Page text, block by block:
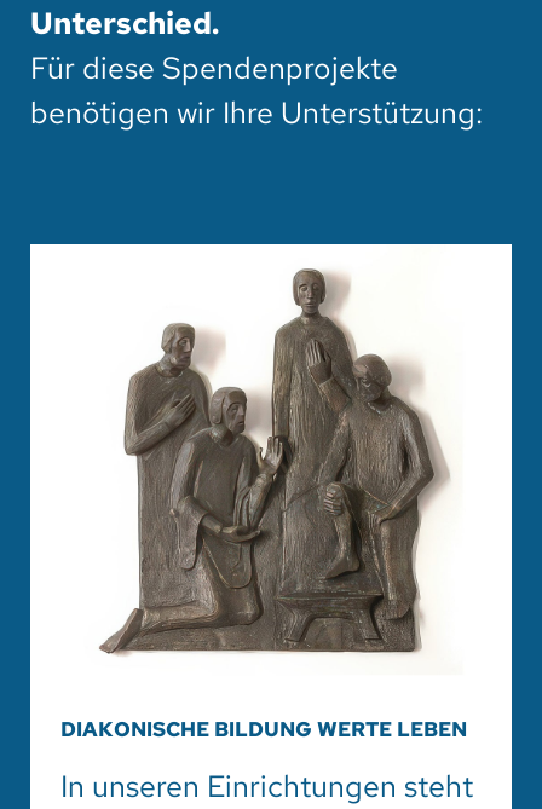
Unterschied.
Für diese Spendenprojekte
benötigen wir Ihre Unterstützung:
DIAKONISCHE BILDUNG WERTE LEBEN
In unseren Einrichtungen steht